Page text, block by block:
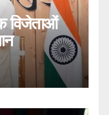
विजेताओं